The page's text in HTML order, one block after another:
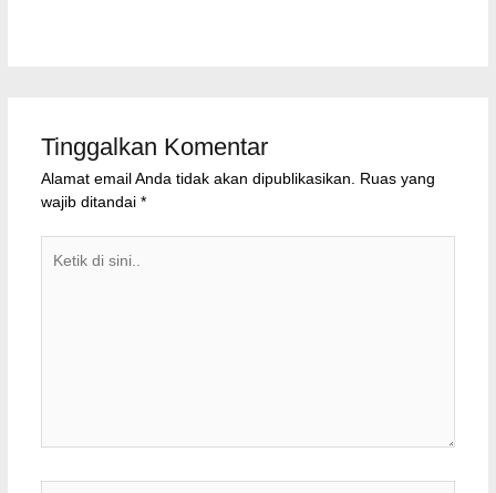
Tinggalkan Komentar
Alamat email Anda tidak akan dipublikasikan.
Ruas yang
wajib ditandai *